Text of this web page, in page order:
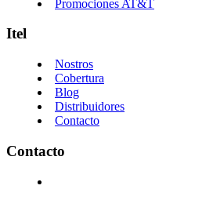
Promociones AT&T
Itel
Nostros
Cobertura
Blog
Distribuidores
Contacto
Contacto